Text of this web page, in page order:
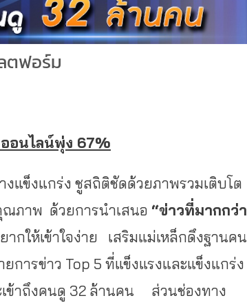
ตฟอร์ม
อนไลน์พุ่ง 67%
แข็งแกร่ง ชูสถิติชัดด้วยภาพรวมเติบโต
ภาพ ด้วยการนำเสนอ “ข่าวที่มากกว่า
ากให้เข้าใจง่าย เสริมแม่เหล็กดึงฐานคน
การข่าว Top 5 ที่แข็งแรงและแข็งแกร่ง
เข้าถึงคนดู 32 ล้านคน ส่วนช่องทาง